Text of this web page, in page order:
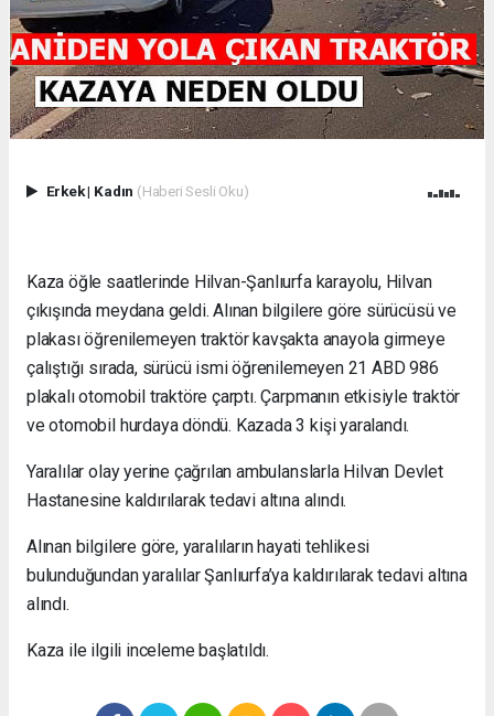
Erkek| Kadın (Haberi Sesli Oku)
Kaza öğle saatlerinde Hilvan-Şanlıurfa karayolu, Hilvan
çıkışında meydana geldi. Alınan bilgilere göre sürücüsü ve
plakası öğrenilemeyen traktör kavşakta anayola girmeye
çalıştığı sırada, sürücü ismi öğrenilemeyen 21 ABD 986
plakalı otomobil traktöre çarptı. Çarpmanın etkisiyle traktör
ve otomobil hurdaya döndü. Kazada 3 kişi yaralandı.
Yaralılar olay yerine çağrılan ambulanslarla Hilvan Devlet
Hastanesine kaldırılarak tedavi altına alındı.
Alınan bilgilere göre, yaralıların hayati tehlikesi
bulunduğundan yaralılar Şanlıurfa’ya kaldırılarak tedavi altına
alındı.
Kaza ile ilgili inceleme başlatıldı.